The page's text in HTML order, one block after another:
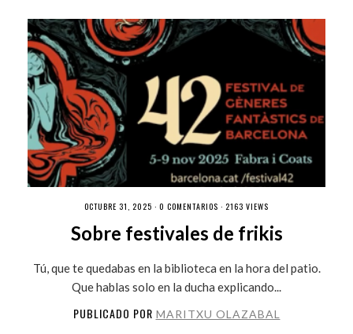
OCTUBRE 31, 2025 · 0 COMENTARIOS · 2163 VIEWS
Sobre festivales de frikis
Tú, que te quedabas en la biblioteca en la hora del patio.
Que hablas solo en la ducha explicando...
PUBLICADO POR MARITXU OLAZABAL